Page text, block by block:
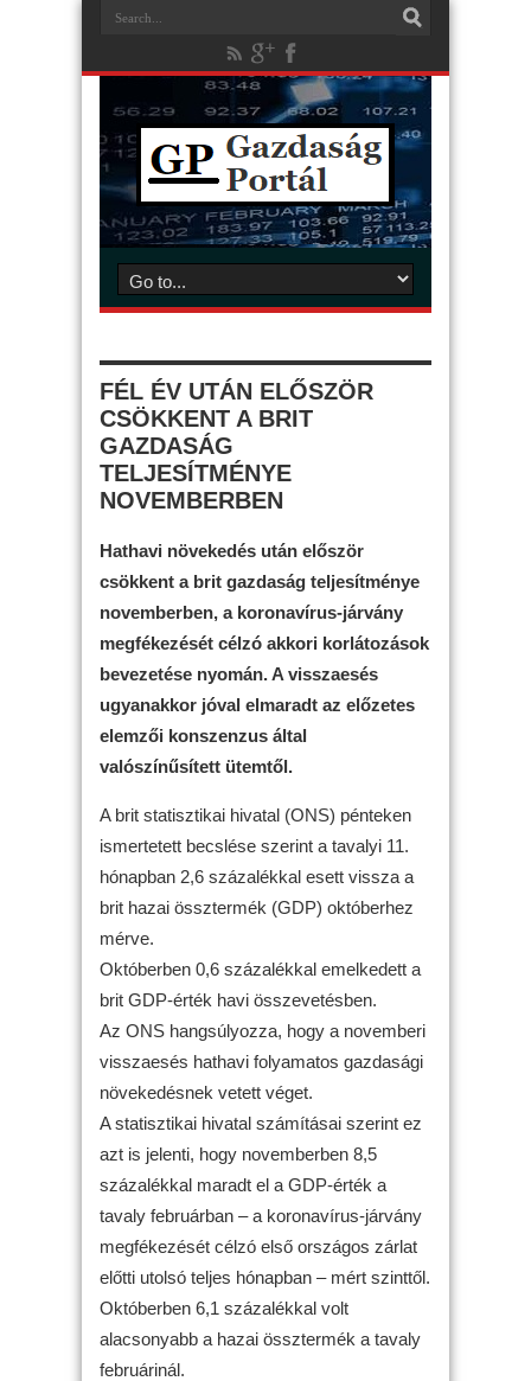
FÉL ÉV UTÁN ELŐSZÖR
CSÖKKENT A BRIT
GAZDASÁG
TELJESÍTMÉNYE
NOVEMBERBEN
Hathavi növekedés után először
csökkent a brit gazdaság teljesítménye
novemberben, a koronavírus-járvány
megfékezését célzó akkori korlátozások
bevezetése nyomán. A visszaesés
ugyanakkor jóval elmaradt az előzetes
elemzői konszenzus által
valószínűsített ütemtől.
A brit statisztikai hivatal (ONS) pénteken
ismertetett becslése szerint a tavalyi 11.
hónapban 2,6 százalékkal esett vissza a
brit hazai össztermék (GDP) októberhez
mérve.
Októberben 0,6 százalékkal emelkedett a
brit GDP-érték havi összevetésben.
Az ONS hangsúlyozza, hogy a novemberi
visszaesés hathavi folyamatos gazdasági
növekedésnek vetett véget.
A statisztikai hivatal számításai szerint ez
azt is jelenti, hogy novemberben 8,5
százalékkal maradt el a GDP-érték a
tavaly februárban – a koronavírus-járvány
megfékezését célzó első országos zárlat
előtti utolsó teljes hónapban – mért szinttől.
Októberben 6,1 százalékkal volt
alacsonyabb a hazai össztermék a tavaly
februárinál.